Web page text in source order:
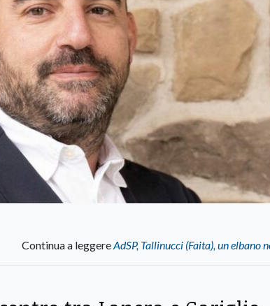
Continua a leggereAdSP, Tallinucci (Faita), un elbano